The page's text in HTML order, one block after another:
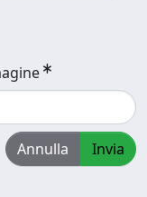
Annulla Invia